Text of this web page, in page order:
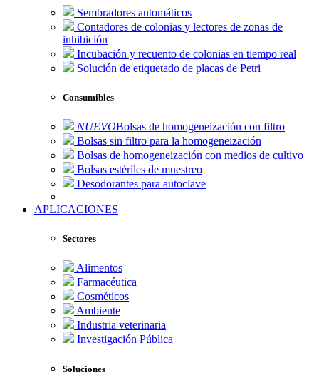
Sembradores automáticos
Contadores de colonias y lectores de zonas de
inhibición
Incubación y recuento de colonias en tiempo real
Solución de etiquetado de placas de Petri
Consumibles
NUEVOBolsas de homogeneización con filtro
Bolsas sin filtro para la homogeneización
Bolsas de homogeneización con medios de cultivo
Bolsas estériles de muestreo
Desodorantes para autoclave
APLICACIONES
Sectores
Alimentos
Farmacéutica
Cosméticos
Ambiente
Industria veterinaria
Investigación Pública
Soluciones